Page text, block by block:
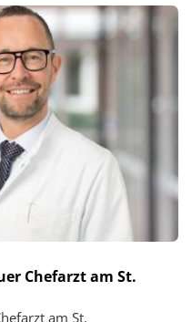
Chefarzt am St.
am St.